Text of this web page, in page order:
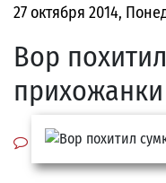
27 октября 2014,
Вор